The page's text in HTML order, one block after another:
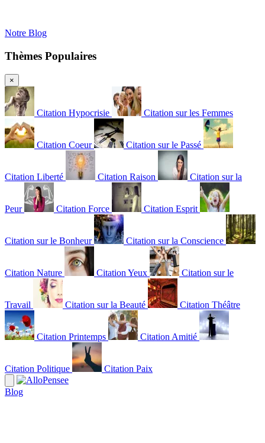
Notre Blog
Thèmes Populaires
×
Citation Hypocrisie Citation sur les Femmes
Citation Coeur Citation sur le Passé
Citation Liberté Citation Raison Citation sur la
Peur Citation Force Citation Esprit
Citation sur le Bonheur Citation sur la Conscience
Citation Nature Citation Yeux Citation sur le
Travail Citation sur la Beauté Citation Théâtre
Citation Printemps Citation Amitié
Citation Politique Citation Paix
Blog